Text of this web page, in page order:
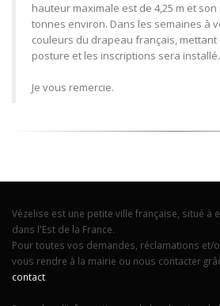
hauteur maximale est de 4,25 m et
tonnes environ. Dans les semaines à
couleurs du drapeau français,
posture et les inscriptions sera installé.
Je vous remercie.
Vézelise est une petite ville française, situé à
dans l'Est de la France.
Pour toutes vos demandes, réclamations et/
vous rendre à la mairie ou nous contacter
contact.